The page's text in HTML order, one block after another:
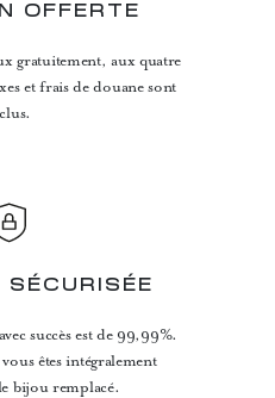
OFFERTE
gratuitement, aux quatre
et frais de douane sont
SÉCURISÉE
succès est de 99,99%.
êtes intégralement
bijou remplacé.